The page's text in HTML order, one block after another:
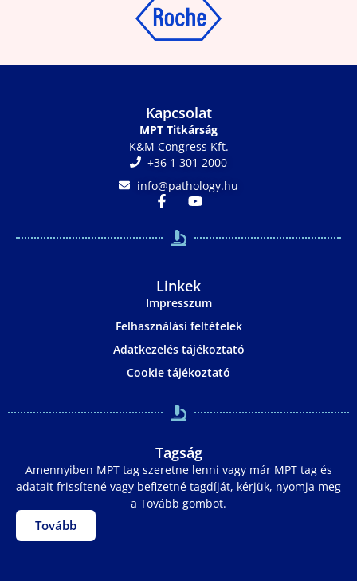
Kapcsolat
MPT Titkárság
K&M Congress Kft.
+36 1 301 2000
info@pathology.hu
Linkek
Impresszum
Felhasználási feltételek
Adatkezelés tájékoztató
Cookie tájékoztató
Tagság
Amennyiben MPT tag szeretne lenni vagy már MPT tag és
adatait frissítené vagy befizetné tagdíját, kérjük, nyomja meg
a Tovább gombot.
Tovább